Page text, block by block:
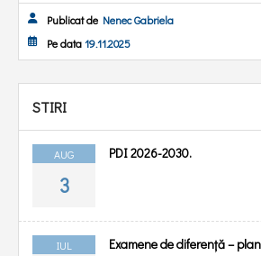
Publicat de Nenec Gabriela
Pe data19.11.2025
STIRI
AUG
3
PDI 2026-2030.
IUL Examene de diferență –